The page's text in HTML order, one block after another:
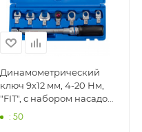
Динамометрический
ключ 9х12 мм, 4-20 Нм,
"FIT", с набором насадок
10-17 мм, кейс KING
: 50